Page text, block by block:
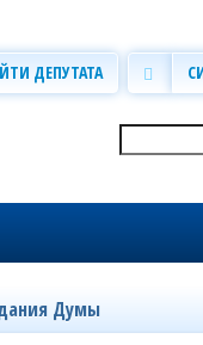
ДЕПУТАТА
Поиск
Думы